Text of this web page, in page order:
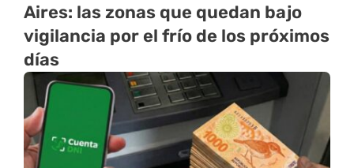
Aires: las zonas que quedan bajo
vigilancia por el frío de los próximos
días